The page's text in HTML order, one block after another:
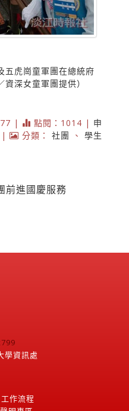
五虎崗童軍團在總統府
深女童軍團提供）
| 點閱：1014 | 申
| 分類： 社團 、 學生
前進國慶服務
學資訊處
工作流程